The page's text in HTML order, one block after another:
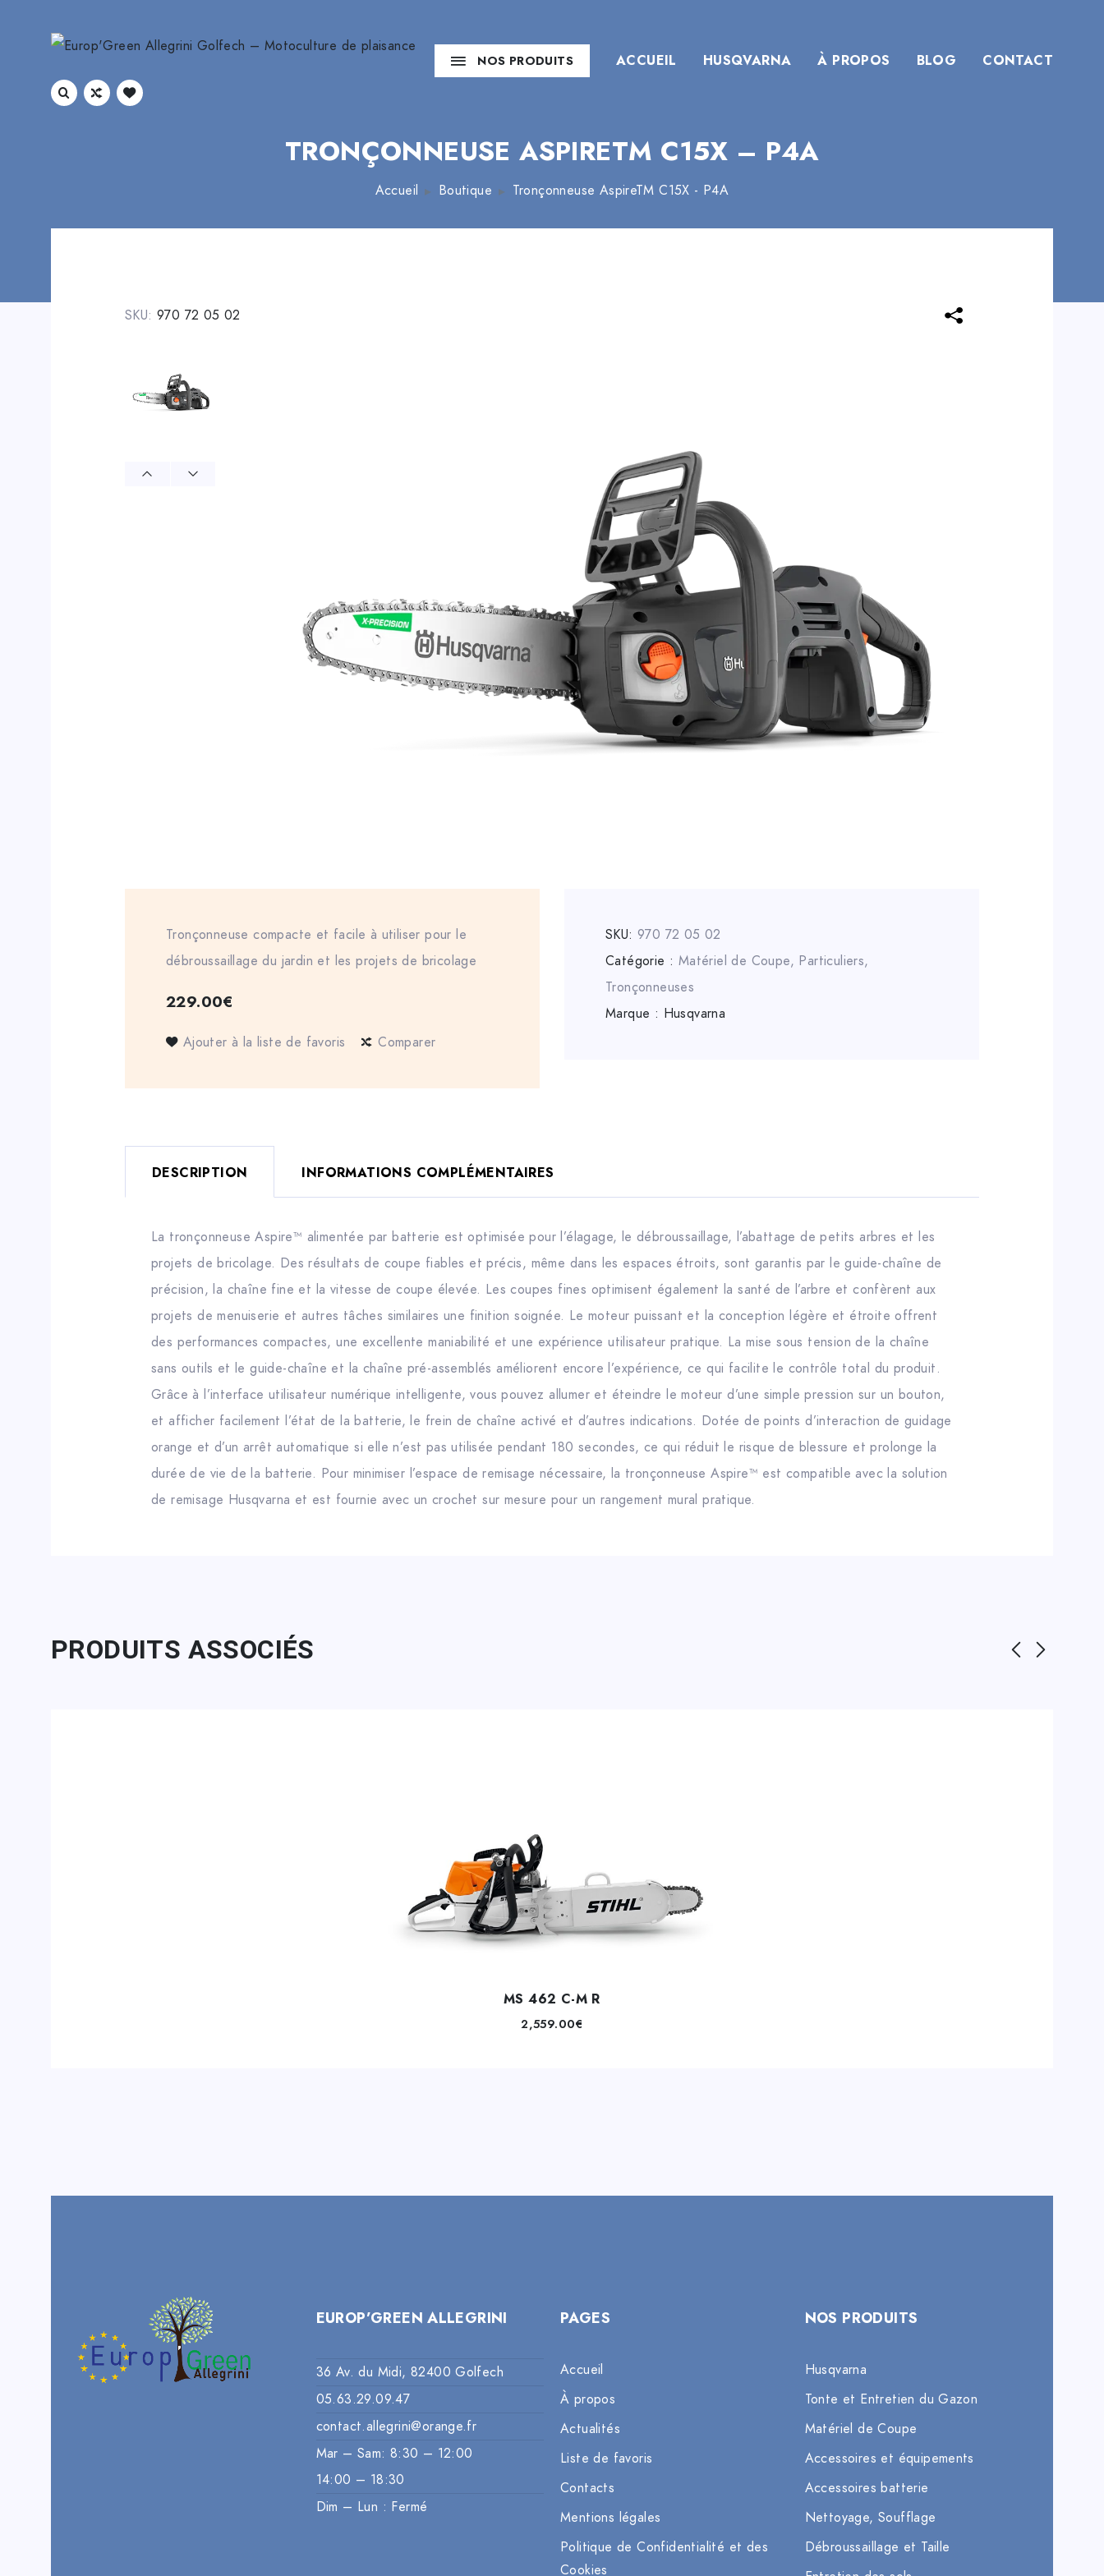
NOS PRODUITS ACCUEIL HUSQVARNA À PROPOS BLOG CONTACT
TRONÇONNEUSE ASPIRETM C15X – P4A
Accueil Boutique Tronçonneuse AspireTM C15X - P4A
SKU: 970 72 05 02
Tronçonneuse compacte et facile à utiliser pour le
débroussaillage du jardin et les projets de bricolage
229.00€
Ajouter à la liste de favoris Comparer
SKU: 970 72 05 02
Catégorie : Matériel de Coupe, Particuliers,
Tronçonneuses
Marque : Husqvarna
DESCRIPTION INFORMATIONS COMPLÉMENTAIRES
La tronçonneuse Aspire™ alimentée par batterie est optimisée pour l’élagage, le débroussaillage, l’abattage de petits arbres et les
projets de bricolage. Des résultats de coupe fiables et précis, même dans les espaces étroits, sont garantis par le guide-chaîne de
précision, la chaîne fine et la vitesse de coupe élevée. Les coupes fines optimisent également la santé de l’arbre et confèrent aux
projets de menuiserie et autres tâches similaires une finition soignée. Le moteur puissant et la conception légère et étroite offrent
des performances compactes, une excellente maniabilité et une expérience utilisateur pratique. La mise sous tension de la chaîne
sans outils et le guide-chaîne et la chaîne pré-assemblés améliorent encore l’expérience, ce qui facilite le contrôle total du produit.
Grâce à l’interface utilisateur numérique intelligente, vous pouvez allumer et éteindre le moteur d’une simple pression sur un bouton,
et afficher facilement l’état de la batterie, le frein de chaîne activé et d’autres indications. Dotée de points d’interaction de guidage
orange et d’un arrêt automatique si elle n’est pas utilisée pendant 180 secondes, ce qui réduit le risque de blessure et prolonge la
durée de vie de la batterie. Pour minimiser l’espace de remisage nécessaire, la tronçonneuse Aspire™ est compatible avec la solution
de remisage Husqvarna et est fournie avec un crochet sur mesure pour un rangement mural pratique.
PRODUITS ASSOCIÉS
MS 462 C-M R
2,559.00€
EUROP’GREEN ALLEGRINI
36 Av. du Midi, 82400 Golfech
05.63.29.09.47
contact.allegrini@orange.fr
Mar – Sam: 8:30 – 12:00
14:00 – 18:30
Dim – Lun : Fermé
PAGES
Accueil
À propos
Actualités
Liste de favoris
Contacts
Mentions légales
Politique de Confidentialité et des
Cookies
NOS PRODUITS
Husqvarna
Tonte et Entretien du Gazon
Matériel de Coupe
Accessoires et équipements
Accessoires batterie
Nettoyage, Soufflage
Débroussaillage et Taille